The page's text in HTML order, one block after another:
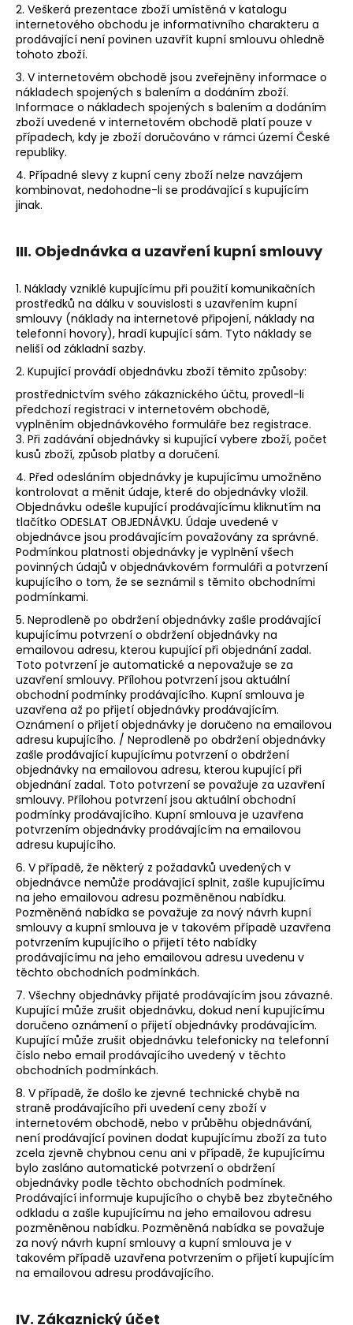
2. Veškerá prezentace zboží umístěná v katalogu
internetového obchodu je informativního charakteru a
prodávající není povinen uzavřít kupní smlouvu ohledně
tohoto zboží.
3. V internetovém obchodě jsou zveřejněny informace o
nákladech spojených s balením a dodáním zboží.
Informace o nákladech spojených s balením a dodáním
zboží uvedené v internetovém obchodě platí pouze v
případech, kdy je zboží doručováno v rámci území České
republiky.
4. Případné slevy z kupní ceny zboží nelze navzájem
kombinovat, nedohodne-li se prodávající s kupujícím
jinak.
III. Objednávka a uzavření kupní smlouvy
1. Náklady vzniklé kupujícímu při použití komunikačních
prostředků na dálku v souvislosti s uzavřením kupní
smlouvy (náklady na internetové připojení, náklady na
telefonní hovory), hradí kupující sám. Tyto náklady se
neliší od základní sazby.
2. Kupující provádí objednávku zboží těmito způsoby:
prostřednictvím svého zákaznického účtu, provedl-li
předchozí registraci v internetovém obchodě,
vyplněním objednávkového formuláře bez registrace.
3. Při zadávání objednávky si kupující vybere zboží, počet
kusů zboží, způsob platby a doručení.
4. Před odesláním objednávky je kupujícímu umožněno
kontrolovat a měnit údaje, které do objednávky vložil.
Objednávku odešle kupující prodávajícímu kliknutím na
tlačítko ODESLAT OBJEDNÁVKU. Údaje uvedené v
objednávce jsou prodávajícím považovány za správné.
Podmínkou platnosti objednávky je vyplnění všech
povinných údajů v objednávkovém formuláři a potvrzení
kupujícího o tom, že se seznámil s těmito obchodními
podmínkami.
5. Neprodleně po obdržení objednávky zašle prodávající
kupujícímu potvrzení o obdržení objednávky na
emailovou adresu, kterou kupující při objednání zadal.
Toto potvrzení je automatické a nepovažuje se za
uzavření smlouvy. Přílohou potvrzení jsou aktuální
obchodní podmínky prodávajícího. Kupní smlouva je
uzavřena až po přijetí objednávky prodávajícím.
Oznámení o přijetí objednávky je doručeno na emailovou
adresu kupujícího. / Neprodleně po obdržení objednávky
zašle prodávající kupujícímu potvrzení o obdržení
objednávky na emailovou adresu, kterou kupující při
objednání zadal. Toto potvrzení se považuje za uzavření
smlouvy. Přílohou potvrzení jsou aktuální obchodní
podmínky prodávajícího. Kupní smlouva je uzavřena
potvrzením objednávky prodávajícím na emailovou
adresu kupujícího.
6. V případě, že některý z požadavků uvedených v
objednávce nemůže prodávající splnit, zašle kupujícímu
na jeho emailovou adresu pozměněnou nabídku.
Pozměněná nabídka se považuje za nový návrh kupní
smlouvy a kupní smlouva je v takovém případě uzavřena
potvrzením kupujícího o přijetí této nabídky
prodávajícímu na jeho emailovou adresu uvedenu v
těchto obchodních podmínkách.
7. Všechny objednávky přijaté prodávajícím jsou závazné.
Kupující může zrušit objednávku, dokud není kupujícímu
doručeno oznámení o přijetí objednávky prodávajícím.
Kupující může zrušit objednávku telefonicky na telefonní
číslo nebo email prodávajícího uvedený v těchto
obchodních podmínkách.
8. V případě, že došlo ke zjevné technické chybě na
straně prodávajícího při uvedení ceny zboží v
internetovém obchodě, nebo v průběhu objednávání,
není prodávající povinen dodat kupujícímu zboží za tuto
zcela zjevně chybnou cenu ani v případě, že kupujícímu
bylo zasláno automatické potvrzení o obdržení
objednávky podle těchto obchodních podmínek.
Prodávající informuje kupujícího o chybě bez zbytečného
odkladu a zašle kupujícímu na jeho emailovou adresu
pozměněnou nabídku. Pozměněná nabídka se považuje
za nový návrh kupní smlouvy a kupní smlouva je v
takovém případě uzavřena potvrzením o přijetí kupujícím
na emailovou adresu prodávajícího.
IV. Zákaznický účet